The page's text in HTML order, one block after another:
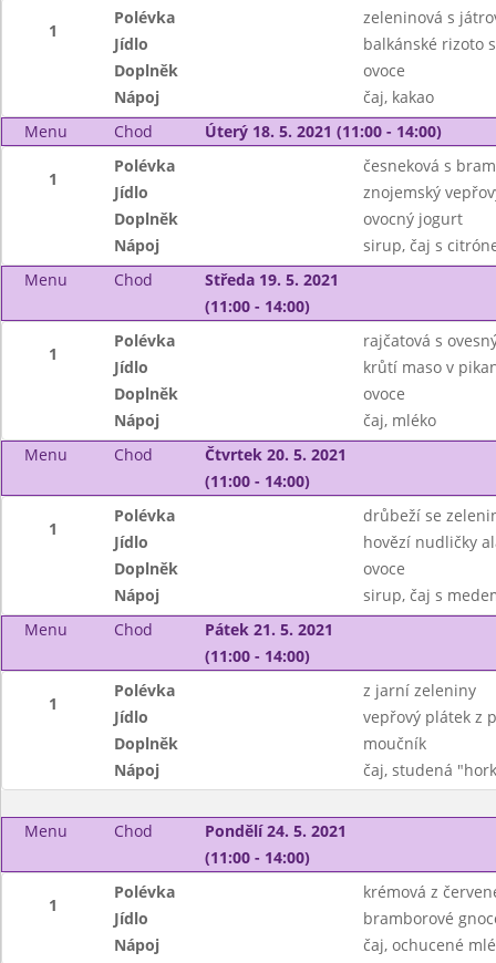
1
Polévka
zeleninová s
Jídlo
balkánské rizoto
Doplněk
ovoce
Nápoj
čaj, kakao
Menu
Chod Úterý 18. 5. 2021 (11:00 - 14:00)
1
Polévka
česneková s
Jídlo
znojemský
Doplněk
ovocný jogurt
Nápoj
sirup, čaj s
Menu
Chod
Středa 19. 5. 2021
(11:00 - 14:00)
1
Polévka
rajčatová s
Jídlo
krůtí maso v
Doplněk
ovoce
Nápoj
čaj, mléko
Menu
Chod
Čtvrtek 20. 5. 2021
(11:00 - 14:00)
1
Polévka
drůbeží se
Jídlo
hovězí nudličky
Doplněk
ovoce
Nápoj
sirup, čaj s
Menu
Chod
Pátek 21. 5. 2021
(11:00 - 14:00)
1
Polévka
z jarní zeleniny
Jídlo
vepřový plátek z
Doplněk
moučník
Nápoj
čaj, studená
Menu Chod
Pondělí 24. 5. 2021
(11:00 - 14:00)
1
Polévka
krémová z
Jídlo
bramborové
Nápoj
čaj, ochucené